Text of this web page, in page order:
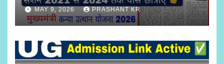
MAY 9, 2026 PRASHANT KR